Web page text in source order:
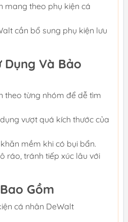
mang theo phụ kiện cá
cần bổ sung phụ kiện lưu
Dụng Và Bảo
theo từng nhóm để dễ tìm
vượt quá kích thước của
mềm khi có bụi bẩn.
ráo, tránh tiếp xúc lâu với
Gồm
cá nhân DeWalt